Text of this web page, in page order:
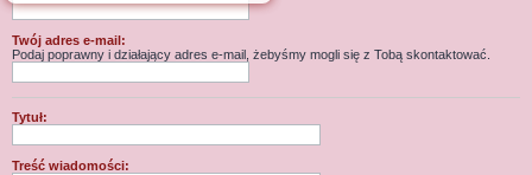
Twój adres e-mail:
Podaj poprawny i działający adres e-mail, żebyśmy mogli się z Tobą skontaktować.
Tytuł:
Treść wiadomości: